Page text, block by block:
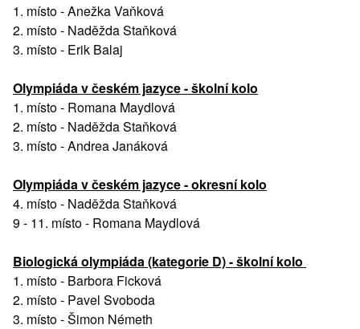
1. místo - Anežka Vaňková
2. místo - Naděžda Staňková
3. místo - Erik Balaj
Olympiáda v českém jazyce - školní kolo
1. místo - Romana Maydlová
2. místo - Naděžda Staňková
3. místo - Andrea Janáková
Olympiáda v českém jazyce - okresní kolo
4. místo - Naděžda Staňková
9 - 11. místo - Romana Maydlová
Biologická olympiáda (kategorie D) - školní kolo
1. místo - Barbora Ficková
2. místo - Pavel Svoboda
3. místo - Šimon Németh